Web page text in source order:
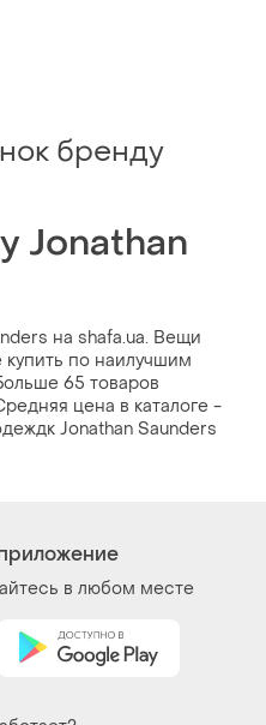
бренду
Jonathan
на shafa.ua. Вещи
по наилучшим
65 товаров
цена в каталоге -
Jonathan Saunders
в любом месте